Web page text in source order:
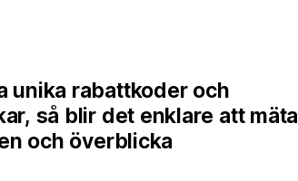
unika rabattkoder och
så blir det enklare att mäta
och överblicka